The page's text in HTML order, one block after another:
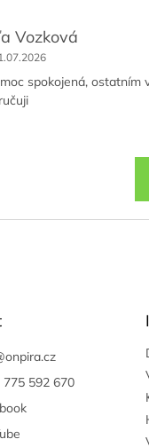
Vozková
spokojená, ostatním
onpira.cz
775 592 670